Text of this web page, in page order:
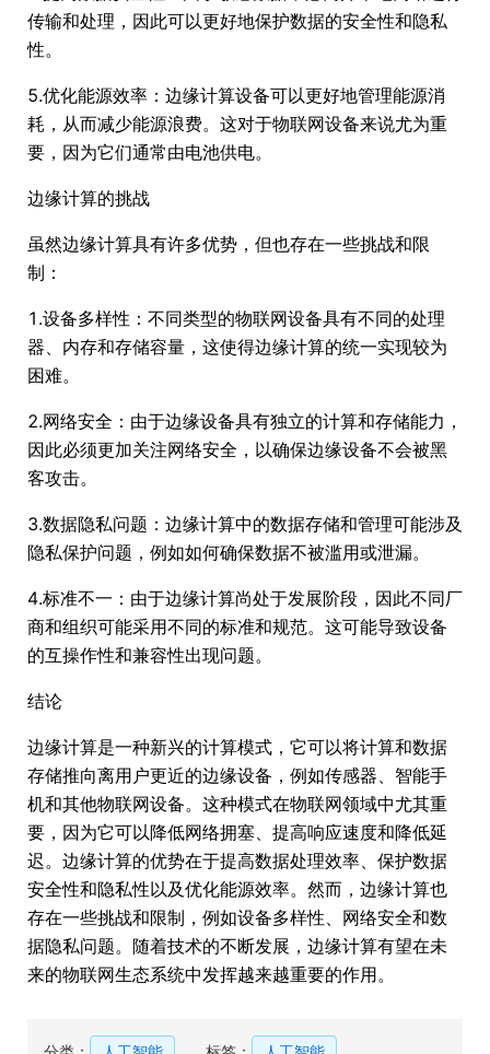
传输和处理，因此可以更好地保护数据的安全性和隐私
性。
5.优化能源效率：边缘计算设备可以更好地管理能源消
耗，从而减少能源浪费。这对于物联网设备来说尤为重
要，因为它们通常由电池供电。
边缘计算的挑战
虽然边缘计算具有许多优势，但也存在一些挑战和限
制：
1.设备多样性：不同类型的物联网设备具有不同的处理
器、内存和存储容量，这使得边缘计算的统一实现较为
困难。
2.网络安全：由于边缘设备具有独立的计算和存储能力，
因此必须更加关注网络安全，以确保边缘设备不会被黑
客攻击。
3.数据隐私问题：边缘计算中的数据存储和管理可能涉及
隐私保护问题，例如如何确保数据不被滥用或泄漏。
4.标准不一：由于边缘计算尚处于发展阶段，因此不同厂
商和组织可能采用不同的标准和规范。这可能导致设备
的互操作性和兼容性出现问题。
结论
边缘计算是一种新兴的计算模式，它可以将计算和数据
存储推向离用户更近的边缘设备，例如传感器、智能手
机和其他物联网设备。这种模式在物联网领域中尤其重
要，因为它可以降低网络拥塞、提高响应速度和降低延
迟。边缘计算的优势在于提高数据处理效率、保护数据
安全性和隐私性以及优化能源效率。然而，边缘计算也
存在一些挑战和限制，例如设备多样性、网络安全和数
据隐私问题。随着技术的不断发展，边缘计算有望在未
来的物联网生态系统中发挥越来越重要的作用。